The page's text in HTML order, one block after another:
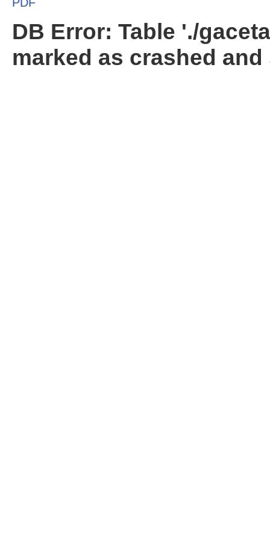
DB Error: Table './
marked as crashed